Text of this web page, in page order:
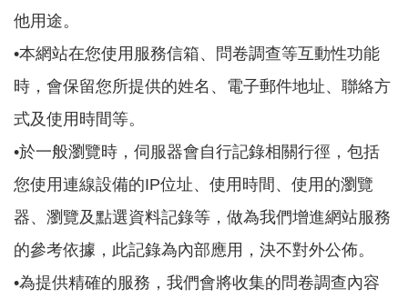
他用途。
•本網站在您使用服務信箱、問卷調查等互動性功能
時，會保留您所提供的姓名、電子郵件地址、聯絡方
式及使用時間等。
•於一般瀏覽時，伺服器會自行記錄相關行徑，包括
您使用連線設備的IP位址、使用時間、使用的瀏覽
器、瀏覽及點選資料記錄等，做為我們增進網站服務
的參考依據，此記錄為內部應用，決不對外公佈。
•為提供精確的服務，我們會將收集的問卷調查內容